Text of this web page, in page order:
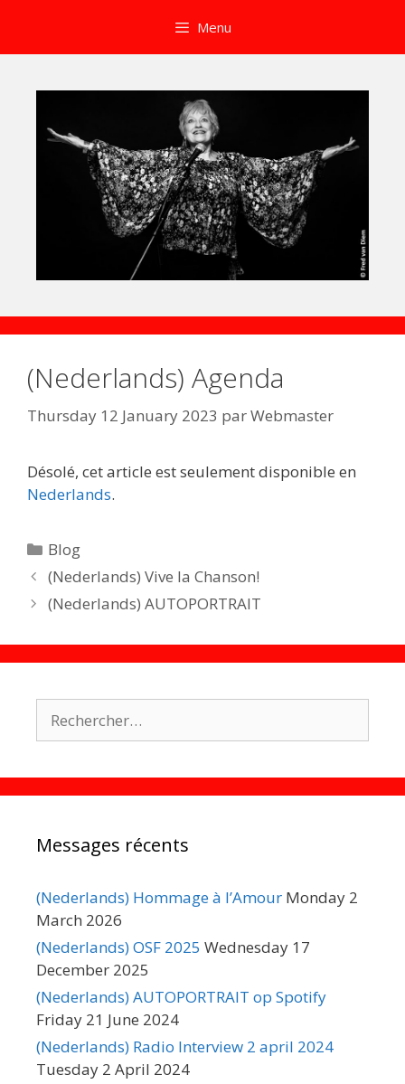
contenu
Menu
(Nederlands) Agenda
Thursday 12 January 2023 parWebmaster
Désolé, cet article est seulement disponible en
Nederlands.
Catégories
Blog
(Nederlands) Vive la Chanson!
(Nederlands) AUTOPORTRAIT
Messages récents
(Nederlands) Hommage à l’Amour Monday 2
March 2026
(Nederlands) OSF 2025 Wednesday 17
December 2025
(Nederlands) AUTOPORTRAIT op Spotify
Friday 21 June 2024
(Nederlands) Radio Interview 2 april 2024
Tuesday 2 April 2024